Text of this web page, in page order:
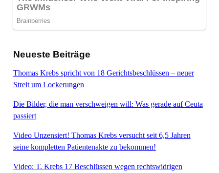
Neueste Beiträge
Thomas Krebs spricht von 18 Gerichtsbeschlüssen – neuer
Streit um Lockerungen
Die Bilder, die man verschweigen will: Was gerade auf Ceuta
passiert
Video Unzensiert! Thomas Krebs versucht seit 6,5 Jahren
seine kompletten Patientenakte zu bekommen!
Video: T. Krebs 17 Beschlüssen wegen rechtswidrigen